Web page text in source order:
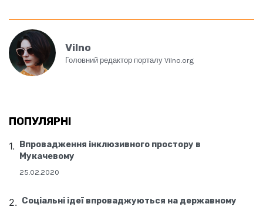
Vilno
Головний редактор порталу Vilno.org
ПОПУЛЯРНІ
Впровадження інклюзивного простору в
Мукачевому
25.02.2020
Соціальні ідеї впроваджуються на державному